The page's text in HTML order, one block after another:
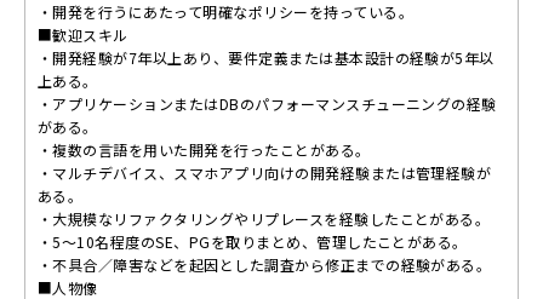
・開発を行うにあたって明確なポリシーを持っている。
■歓迎スキル
・開発経験が7年以上あり、要件定義または基本設計の経験が5年以
上ある。
・アプリケーションまたはDBのパフォーマンスチューニングの経験
がある。
・複数の言語を用いた開発を行ったことがある。
・マルチデバイス、スマホアプリ向けの開発経験または管理経験が
ある。
・大規模なリファクタリングやリプレースを経験したことがある。
・5～10名程度のSE、PGを取りまとめ、管理したことがある。
・不具合／障害などを起因とした調査から修正までの経験がある。
■人物像